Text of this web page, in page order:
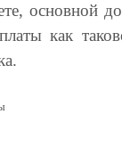
основной
как